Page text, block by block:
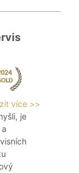
více >>
je